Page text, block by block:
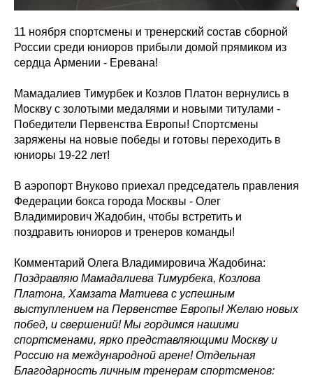
11 ноября спортсмены и тренерский состав сборной
России среди юниоров прибыли домой прямиком из
сердца Армении - Еревана!
Мамадалиев Тимурбек и Козлов Платон вернулись в
Москву с золотыми медалями и новыми титулами -
Победители Первенства Европы! Спортсмены
заряжены на новые победы и готовы переходить в
юниоры 19-22 лет!
В аэропорт Внуково приехал председатель правления
Федерации бокса города Москвы - Олег
Владимирович Жадобин, чтобы встретить и
поздравить юниоров и тренеров команды!
Комментарий Олега Владимировича Жадобина:
Поздравляю Мамадалиева Тимурбека, Козлова
Платона, Хамзата Матиева с успешным
выступлением на Первенстве Европы! Желаю новых
побед, и свершений! Мы гордимся нашими
спортсменами, ярко представляющими Москву и
Россию на международной арене! Отдельная
Благодарность личным тренерам спортсменов: